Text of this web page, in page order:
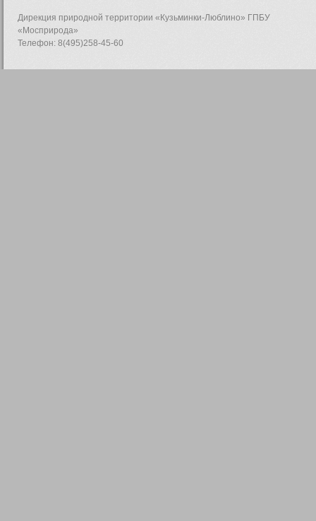
Дирекция природной территории «Кузьминки-Люблино» ГПБУ
«Мосприрода»
Телефон: 8(495)258-45-60